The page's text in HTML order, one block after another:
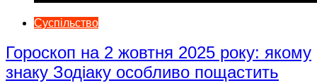
Суспільство
Гороскоп на 2 жовтня 2025 року: якому
знаку Зодіаку особливо пощастить